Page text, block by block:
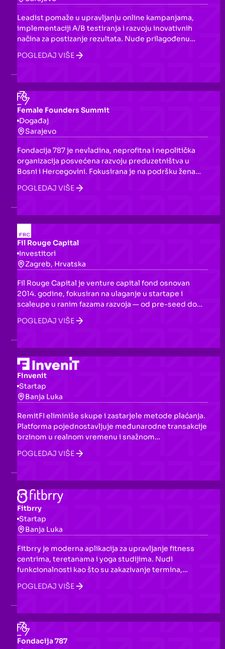
Leadist pomaže u upravljanju online kampanjama,
implementaciji A/B testiranja i razvoju inovativnih
načina za postizanje rezultata. Nude prilagođenu
digitalnu strategiju prema potrebama svakog biznisa.
POGLEDAJ VIŠE
Female Founders Summit
Događaj
Sarajevo
Fondacija 787 je nevladina, neprofitna i nepolitička
organizacija posvećena razvoju preduzetništva u
Bosni i Hercegovini. Fokusirana je na podršku ženama
i mladima kroz programe inkubacije, pre-
akceleracije, akceleracije i investicione spremnosti, s
startup ekosistema u BiH.
POGLEDAJ VIŠE
Fil Rouge Capital
Investitori
Zagreb, Hrvatska
Fil Rouge Capital je venture capital fond osnovan
2014. godine, fokusiran na ulaganje u startape i
scaleupe u ranim fazama razvoja — od pre-seed do
Series A rundi. Nudi kapital, akceleratorski program,
mentorstvo i pristup mreži od oko 80 VC fondova
preduzetničkog ekosistema u regionu.
POGLEDAJ VIŠE
Finvenit
Startap
Banja Luka
RemitFI eliminiše skupe i zastarjele metode plaćanja.
Platforma pojednostavljuje međunarodne transakcije
brzinom u realnom vremenu i snažnom
usklađenošću, pomažući institucijama da ostanu
ispred konkurencije i pruže superiorne usluge.
POGLEDAJ VIŠE
Fitbrry
Startap
Banja Luka
Fitbrry je moderna aplikacija za upravljanje fitness
centrima, teretanama i yoga studijima. Nudi
funkcionalnosti kao što su zakazivanje termina,
upravljanje članovima i nadzor zaposlenih, s ciljem
uštede vremena i optimizacije poslovnih procesa.
POGLEDAJ VIŠE
Fondacija 787